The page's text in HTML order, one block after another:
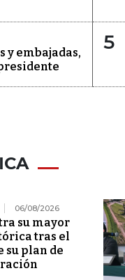
y embajadas,
5
06/08/2026
su mayor
tras el
su plan de